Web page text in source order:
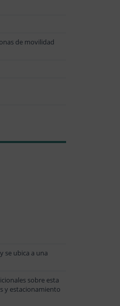
de movilidad
se ubica a una
sobre esta
y estacionamiento